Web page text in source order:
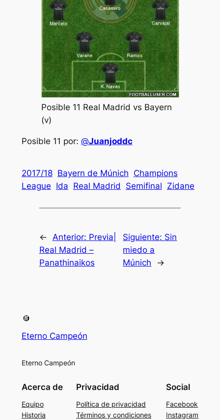
Posible 11 Real Madrid vs Bayern
(v)
Posible 11 por: @Juanjoddc
2017/18 Bayern de Múnich Champions
League Ida Real Madrid Semifinal Zidane
← Anterior: Previa|
Real Madrid –
Panathinaikos
Siguiente: Sin
miedo a
Múnich
→
Eterno Campeón
Eterno Campeón
Acerca de
Equipo
Historia
Privacidad
Política de privacidad
Términos y condiciones
Social
Facebook
Instagram